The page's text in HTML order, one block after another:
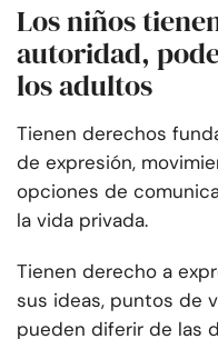
Los niños
autoridad,
los adultos
Tienen derechos
de expresión,
opciones de
la vida privada.
Tienen derecho a
sus ideas, puntos de
pueden diferir de las